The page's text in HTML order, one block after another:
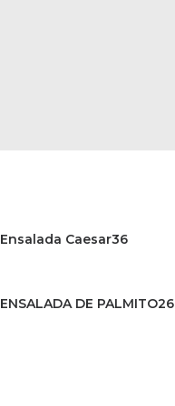
Ensalada Caesar36
ENSALADA DE PALMITO26